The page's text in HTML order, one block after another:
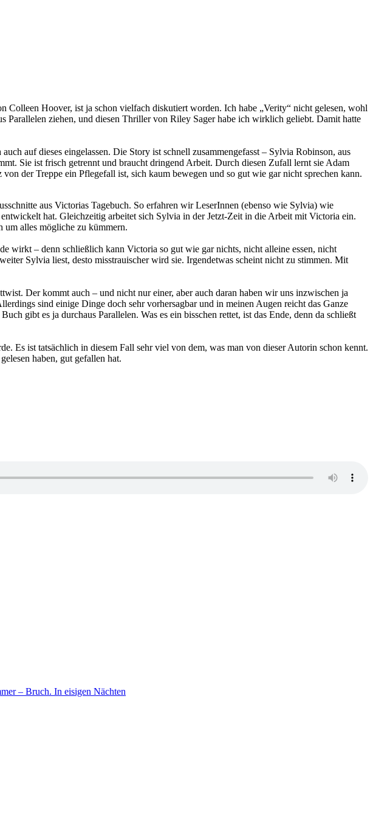
Hoover, ist ja schon vielfach diskutiert worden. Ich habe „Verity“ nicht gelesen, wohl
Parallelen ziehen, und diesen Thriller von Riley Sager habe ich wirklich geliebt. Damit hatte
auf dieses eingelassen. Die Story ist schnell zusammengefasst – Sylvia Robinson, aus
Sie ist frisch getrennt und braucht dringend Arbeit. Durch diesen Zufall lernt sie Adam
der Treppe ein Pflegefall ist, sich kaum bewegen und so gut wie gar nicht sprechen kann.
aus Victorias Tagebuch. So erfahren wir LeserInnen (ebenso wie Sylvia) wie
hat. Gleichzeitig arbeitet sich Sylvia in der Jetzt-Zeit in die Arbeit mit Victoria ein.
alles mögliche zu kümmern.
wirkt – denn schließlich kann Victoria so gut wie gar nichts, nicht alleine essen, nicht
Sylvia liest, desto misstrauischer wird sie. Irgendetwas scheint nicht zu stimmen. Mit
Der kommt auch – und nicht nur einer, aber auch daran haben wir uns inzwischen ja
sind einige Dinge doch sehr vorhersagbar und in meinen Augen reicht das Ganze
gibt es ja durchaus Parallelen. Was es ein bisschen rettet, ist das Ende, denn da schließt
Es ist tatsächlich in diesem Fall sehr viel von dem, was man von dieser Autorin schon kennt.
haben, gut gefallen hat.
– Bruch. In eisigen Nächten